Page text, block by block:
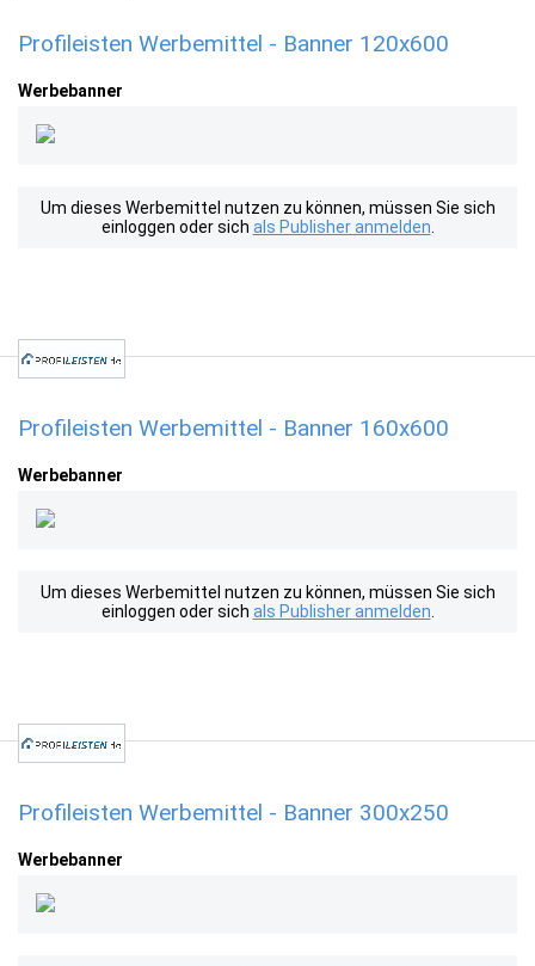
Profileisten Werbemittel - Banner 120x600
Werbebanner
Um dieses Werbemittel nutzen zu können, müssen Sie sich
einloggen oder sich als Publisher anmelden
Profileisten Werbemittel - Banner 160x600
Werbebanner
Um dieses Werbemittel nutzen zu können, müssen Sie sich
einloggen oder sich als Publisher anmelden
Profileisten Werbemittel - Banner 300x250
Werbebanner